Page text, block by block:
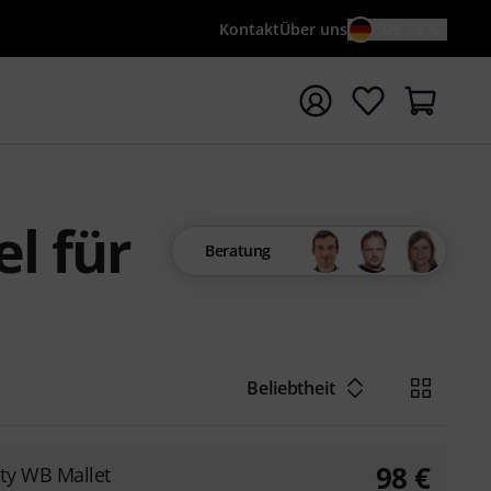
KontaktÜber uns
mit Suchwort {searchTerm} starten
für Beratung
Beliebtheit
WB Mallet 98 €